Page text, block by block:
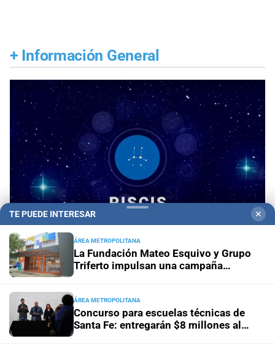
+ Información General
Horóscopo del día Horóscopo de hoy para Piscis:
06 de agosto de 2026
Horóscopo del día Horóscopo de hoy para Acuario: 06
de agosto de 2026
TE PUEDE INTERESAR ✕
ÁREA METROPOLITANA
La Fundación Mateo Esquivo y Grupo
Triferto impulsan una campaña
cáncer
ÁREA METROPOLITANA
Concurso para escuelas técnicas de
Santa Fe: entregarán $8 millones al